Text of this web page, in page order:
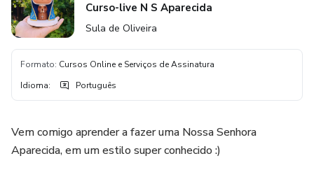
Curso-live N S Aparecida
Sula de Oliveira
Formato: Cursos Online e Serviços de Assinatura
Idioma: Português
Vem comigo aprender a fazer uma Nossa Senhora
Aparecida, em um estilo super conhecido :)